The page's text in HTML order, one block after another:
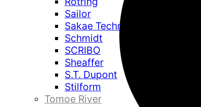
Sailor
Sakae Technical Paper
Schmidt
SCRIBO
Sheaffer
S.T. Dupont
Stilform
Tomoe River